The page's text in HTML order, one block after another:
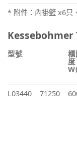
* 附件：內掛籃 x6只
Kessebohmer
型號 櫃
度
L03440 71250